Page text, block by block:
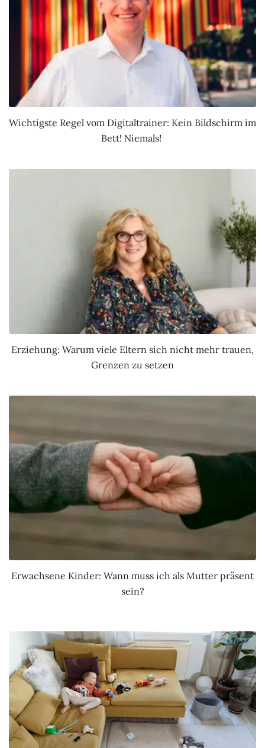
Wichtigste Regel vom Digitaltrainer: Kein Bildschirm im
Bett! Niemals!
Erziehung: Warum viele Eltern sich nicht mehr trauen,
Grenzen zu setzen
Erwachsene Kinder: Wann muss ich als Mutter präsent
sein?